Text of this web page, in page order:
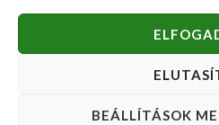
BEÁLLÍTÁSOK
by Bakos Bálint E.